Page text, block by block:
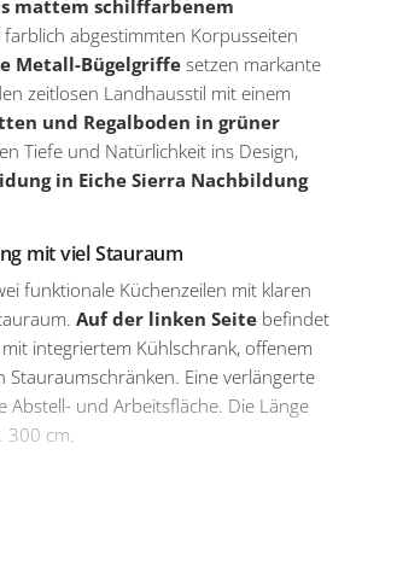
mattem schilffarbenem
abgestimmten Korpusseiten
Metall-Bügelgriffe setzen markante
zeitlosen Landhausstil mit einem
und Regalboden in grüner
Tiefe und Natürlichkeit ins Design,
in Eiche Sierra Nachbildung
mit viel Stauraum
funktionale Küchenzeilen mit klaren
Auf der linken Seite befindet
integriertem Kühlschrank, offenem
Stauraumschränken. Eine verlängerte
Abstell- und Arbeitsfläche. Die Länge
300 cm.
und einer funktionalen Nische mit